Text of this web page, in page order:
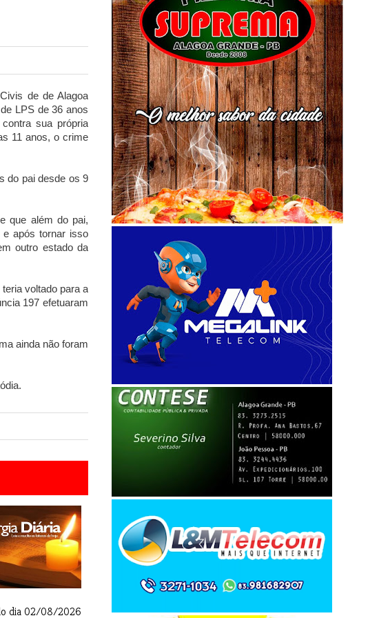
de de Alagoa
LPS de 36 anos
sua própria
11 anos, o crime
do pai desde os 9
que além do pai,
após tornar isso
outro estado da
voltado para a
197 efetuaram
ainda não foram
dia 02/08/2026